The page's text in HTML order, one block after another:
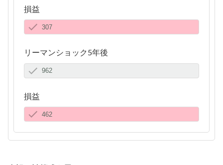
損益
リーマンショック5年後
損益